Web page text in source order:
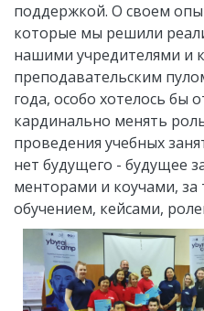
поддержкой. О своем
которые мы решили
нашими учредителями и
преподавательским
года, особо хотелось бы
кардинально менять
проведения учебных
нет будущего - будущее
менторами и коучами, за
обучением, кейсами,